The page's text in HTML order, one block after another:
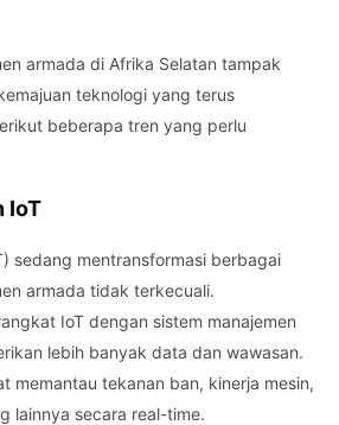
armada di Afrika Selatan tampak
teknologi yang terus
beberapa tren yang perlu
IoT
sedang mentransformasi berbagai
armada tidak terkecuali.
IoT dengan sistem manajemen
lebih banyak data dan wawasan.
memantau tekanan ban, kinerja mesin,
lainnya secara real-time.